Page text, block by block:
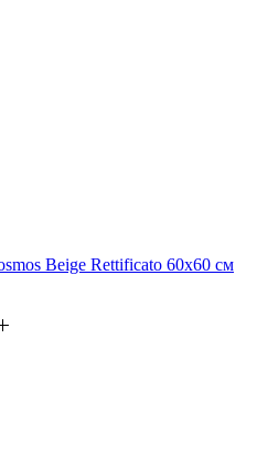
Beige Rettificato 60x60 см